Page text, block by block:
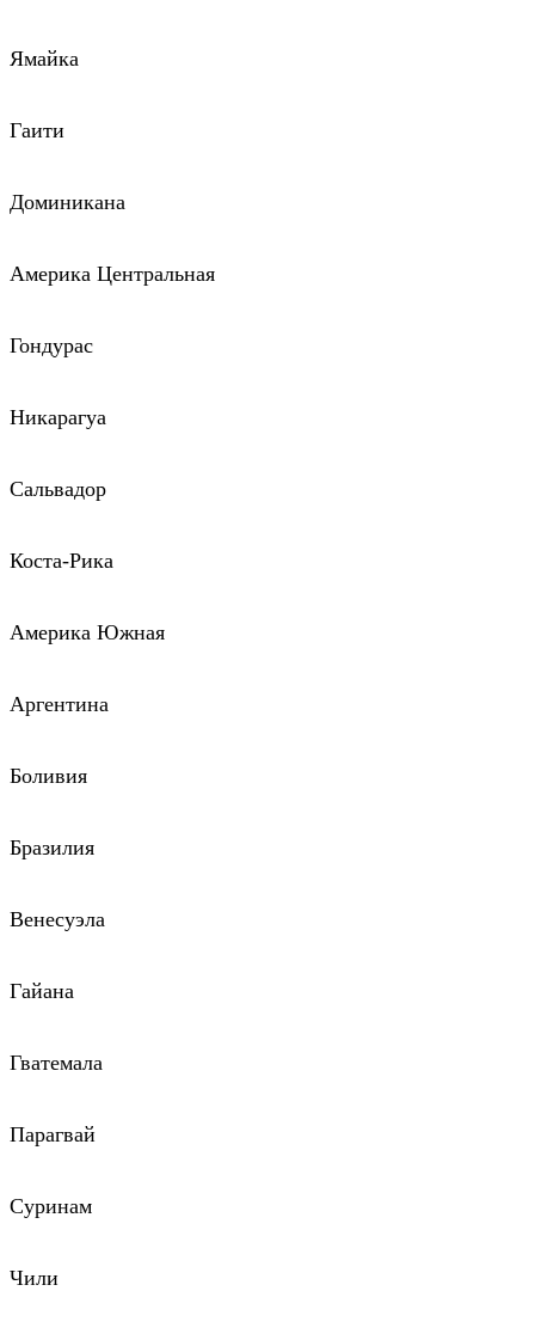
Ямайка
Гаити
Доминикана
Америка Центральная
Гондурас
Никарагуа
Сальвадор
Коста-Рика
Америка Южная
Аргентина
Боливия
Бразилия
Венесуэла
Гайана
Гватемала
Парагвай
Суринам
Чили